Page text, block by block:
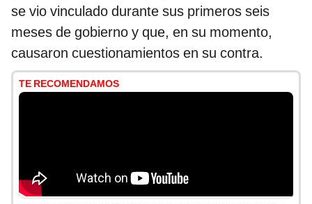
se vio vinculado durante sus primeros seis
meses de gobierno y que, en su momento,
causaron cuestionamientos en su contra.
TE RECOMENDAMOS